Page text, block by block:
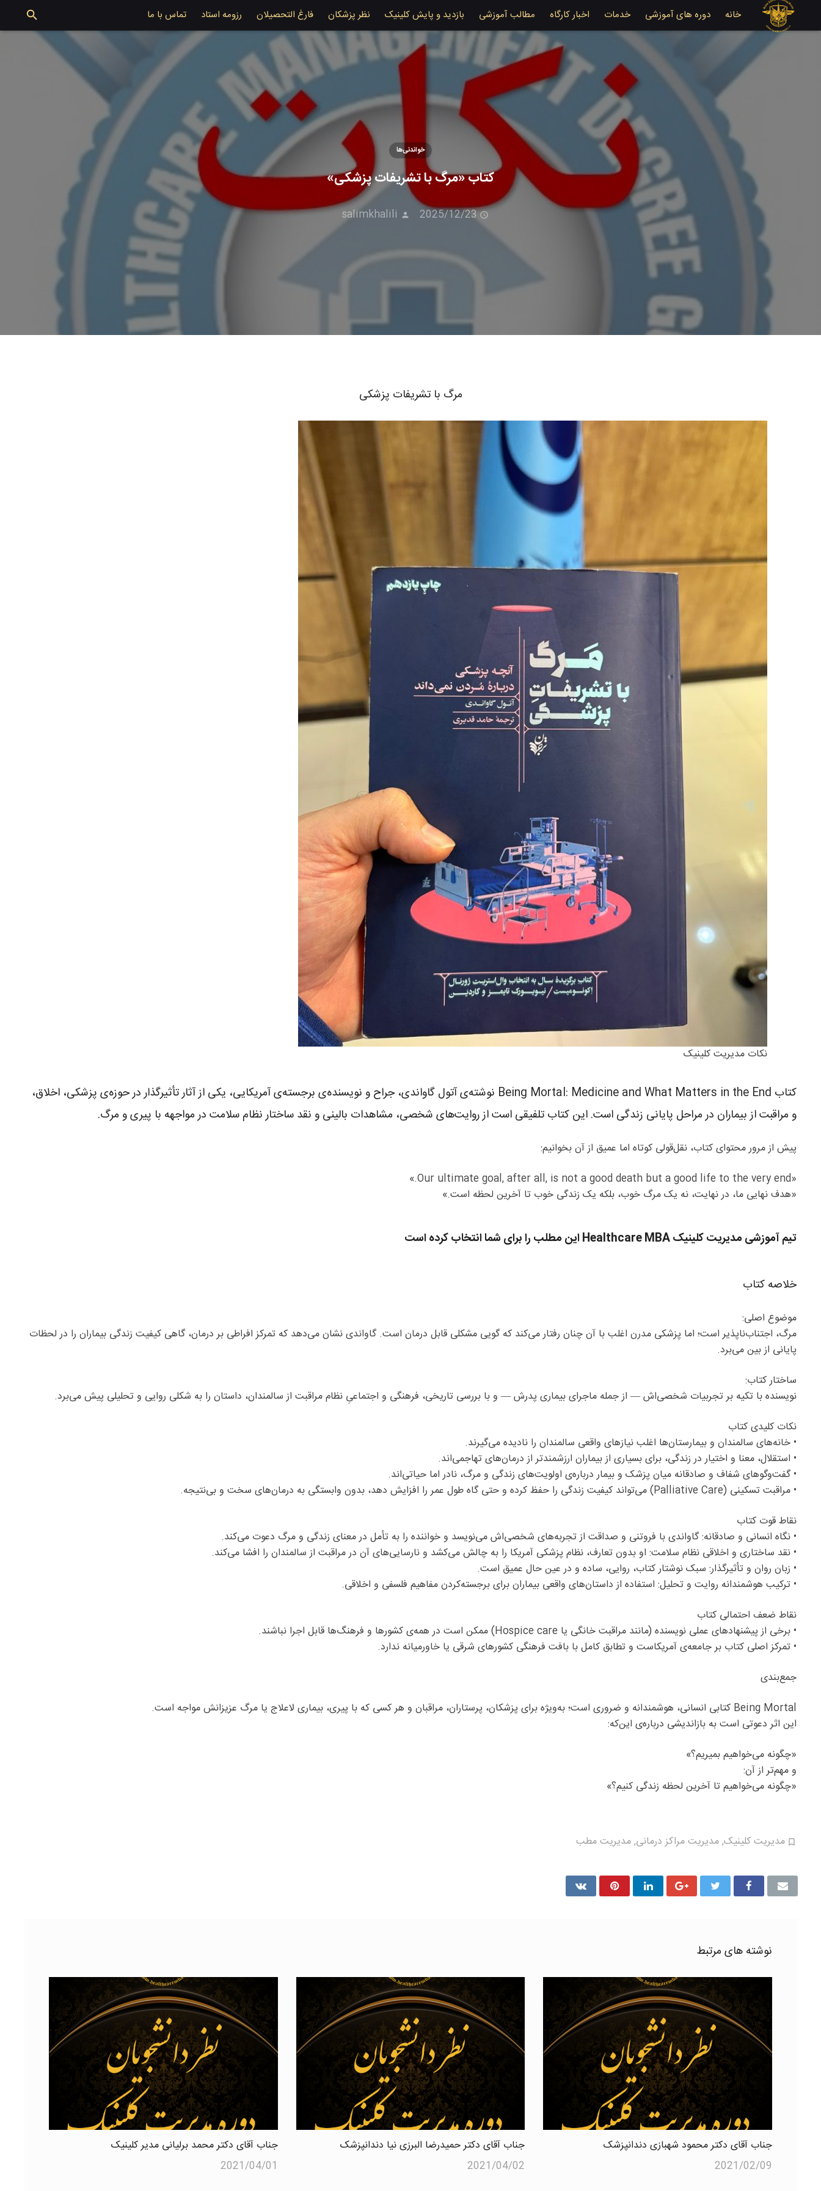
خانه دوره های آموزشی خدمات اخبار کارگاه مطالب آموزشی بازدید و پایش کلینیک نظر پزشکان فارغ التحصیلان رزومه استاد تماس با ما
کتاب «مرگ با تشریفات پزشکی»
2025/12/23
salimkhalili
خواندنی‌ها
مرگ با تشریفات پزشکی
نکات مدیریت کلینیک
کتاب Being Mortal: Medicine and What Matters in the End نوشته‌ی آتول گاواندی، جراح و نویسنده‌ی برجسته‌ی آمریکایی، یکی از آثار تأثیرگذار در حوزه‌ی پزشکی، اخلاق،
و مراقبت از بیماران در مراحل پایانی زندگی است. این کتاب تلفیقی است از روایت‌های شخصی، مشاهدات بالینی و نقد ساختار نظام سلامت در مواجهه با پیری و مرگ.
پیش از مرور محتوای کتاب، نقل‌قولی کوتاه اما عمیق از آن بخوانیم:
‏«Our ultimate goal, after all, is not a good death but a good life to the very end.»
«هدف نهایی ما، در نهایت، نه یک مرگ خوب، بلکه یک زندگی خوب تا آخرین لحظه است.»
تیم آموزشی مدیریت کلینیک Healthcare MBA این مطلب را برای شما انتخاب کرده است
خلاصه کتاب
موضوع اصلی:
مرگ، اجتناب‌ناپذیر است؛ اما پزشکی مدرن اغلب با آن چنان رفتار می‌کند که گویی مشکلی قابل درمان است. گاواندی نشان می‌دهد که تمرکز افراطی بر درمان، گاهی کیفیت زندگی بیماران را در لحظات
پایانی از بین می‌برد.
ساختار کتاب:
نویسنده با تکیه بر تجربیات شخصی‌اش — از جمله ماجرای بیماری پدرش — و با بررسی تاریخی، فرهنگی و اجتماعیِ نظام مراقبت از سالمندان، داستان را به شکلی روایی و تحلیلی پیش می‌برد.
نکات کلیدی کتاب
• خانه‌های سالمندان و بیمارستان‌ها اغلب نیازهای واقعی سالمندان را نادیده می‌گیرند.
• استقلال، معنا و اختیار در زندگی، برای بسیاری از بیماران ارزشمندتر از درمان‌های تهاجمی‌اند.
• گفت‌وگوهای شفاف و صادقانه میان پزشک و بیمار درباره‌ی اولویت‌های زندگی و مرگ، نادر اما حیاتی‌اند.
• مراقبت تسکینی (Palliative Care) می‌تواند کیفیت زندگی را حفظ کرده و حتی گاه طول عمر را افزایش دهد، بدون وابستگی به درمان‌های سخت و بی‌نتیجه.
نقاط قوت کتاب
• نگاه انسانی و صادقانه: گاواندی با فروتنی و صداقت از تجربه‌های شخصی‌اش می‌نویسد و خواننده را به تأمل در معنای زندگی و مرگ دعوت می‌کند.
• نقد ساختاری و اخلاقی نظام سلامت: او بدون تعارف، نظام پزشکی آمریکا را به چالش می‌کشد و نارسایی‌های آن در مراقبت از سالمندان را افشا می‌کند.
• زبان روان و تأثیرگذار: سبک نوشتار کتاب، روایی، ساده و در عین حال عمیق است.
• ترکیب هوشمندانه روایت و تحلیل: استفاده از داستان‌های واقعی بیماران برای برجسته‌کردن مفاهیم فلسفی و اخلاقی.
نقاط ضعف احتمالی کتاب
• برخی از پیشنهادهای عملی نویسنده (مانند مراقبت خانگی یا Hospice care) ممکن است در همه‌ی کشورها و فرهنگ‌ها قابل اجرا نباشند.
• تمرکز اصلی کتاب بر جامعه‌ی آمریکاست و تطابق کامل با بافت فرهنگی کشورهای شرقی یا خاورمیانه ندارد.
جمع‌بندی
این اثر دعوتی است به بازاندیشی درباره‌ی این‌که:
«چگونه می‌خواهیم بمیر‌یم؟»
و مهم‌تر از آن:
«چگونه می‌خواهیم تا آخرین لحظه زندگی کنیم؟»
مدیریت کلینیک,مدیریت مراکز درمانی,مدیریت مطب
نوشته های مرتبط
جناب آقای دکتر محمود شهبازی دندانپزشک
2021/02/09
جناب آقای دکتر حمیدرضا البرزی نیا دندانپزشک
2021/04/02
جناب آقای دکتر محمد برلیانی مدیر کلینیک
2021/04/01